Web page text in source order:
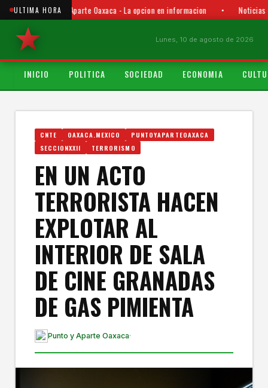
ULTIMA HORAPunto y Aparte Oaxaca - La opcion en informacion • Noticias
Lunes, 10 de agosto de 2026
INICIO POLITICA SOCIEDAD ECONOMIA
CNTE OAXACA.MEXICO
PUNTOYAPARTEOAXACA
SECCIONXXII
TERRORISMO
EN UN ACTO
TERRORISTA HACEN
EXPLOTAR AL
INTERIOR DE SALA
DE CINE GRANADAS
DE GAS PIMIENTA
Punto y Aparte Oaxaca·